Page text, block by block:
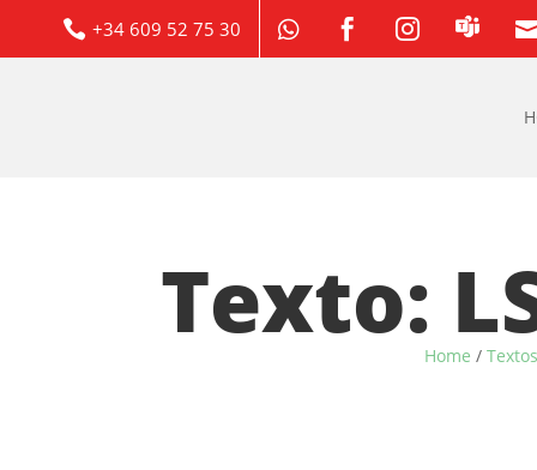
 +34 609 52 75 30  
Texto: Home /